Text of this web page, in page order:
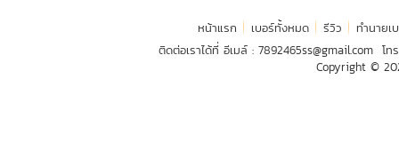
หน้าแรก เบอร์ทั้งหมด รีวิว
ทำนายเ
ติดต่อเราได้ที่ อีเมล์ : 7892465ss@gmail.com โท
Copyright ©